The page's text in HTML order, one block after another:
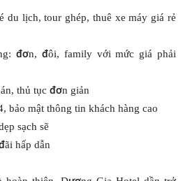
du lịch, tour ghép, thuê xe máy giá rẻ
đơn, đôi, family với mức giá phải
thủ tục đơn giản
bảo mật thông tin khách hàng cao
sạch sẽ
hấp dẫn